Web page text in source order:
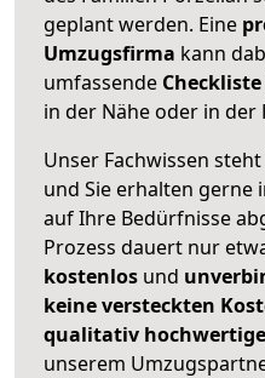
geplant werden. Eine
Umzugsfirma kann
umfassende Checkliste
in der Nähe oder in der
Unser Fachwissen
und Sie erhalten gerne
auf Ihre Bedürfnisse
Prozess dauert nur
kostenlos und
keine versteckten
qualitativ
unserem